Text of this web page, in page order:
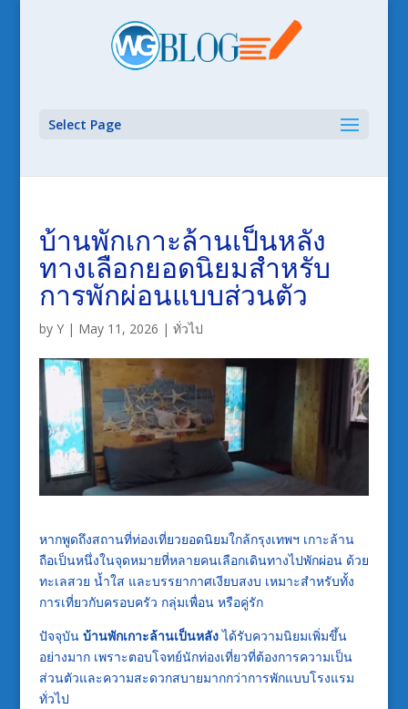
Select Page
บ้านพักเกาะล้านเป็นหลัง
ทางเลือกยอดนิยมสำหรับ
การพักผ่อนแบบส่วนตัว
by Y| May 11, 2026 | ทั่วไป
หากพูดถึงสถานที่ท่องเที่ยวยอดนิยมใกล้กรุงเทพฯ เกาะล้าน
ถือเป็นหนึ่งในจุดหมายที่หลายคนเลือกเดินทางไปพักผ่อน ด้วย
ทะเลสวย น้ำใส และบรรยากาศเงียบสงบ เหมาะสำหรับทั้ง
การเที่ยวกับครอบครัว กลุ่มเพื่อน หรือคู่รัก
ปัจจุบัน บ้านพักเกาะล้านเป็นหลังได้รับความนิยมเพิ่มขึ้น
อย่างมาก เพราะตอบโจทย์นักท่องเที่ยวที่ต้องการความเป็น
ส่วนตัวและความสะดวกสบายมากกว่าการพักแบบโรงแรม
ทั่วไป